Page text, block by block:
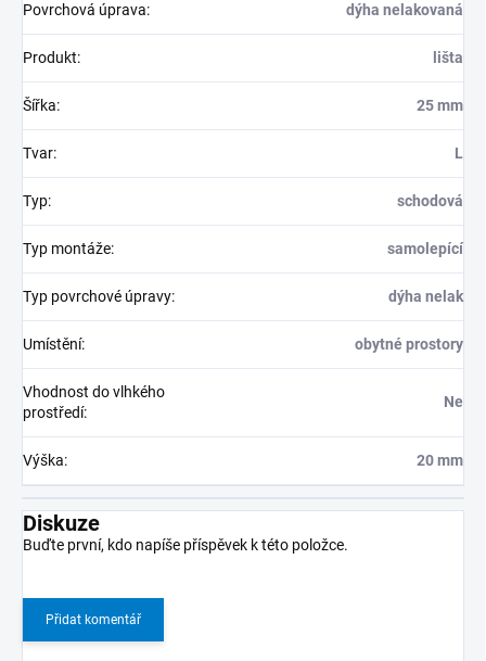
Povrchová úprava: dýha nelakovaná
Produkt: lišta
Šířka: 25 mm
Tvar: L
Typ: schodová
Typ montáže: samolepící
Typ povrchové úpravy: dýha nelak
Umístění: obytné prostory
Vhodnost do vlhkého
prostředí:
Ne
Výška: 20 mm
Diskuze
Buďte první, kdo napíše příspěvek k této položce.
Přidat komentář